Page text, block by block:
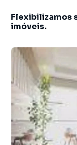
Flexibilizamos
imóveis.